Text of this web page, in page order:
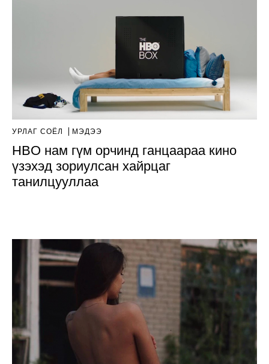
УРЛАГ СОЁЛ МЭДЭЭ
HBO нам гүм орчинд ганцаараа кино
үзэхэд зориулсан хайрцаг
танилцууллаа